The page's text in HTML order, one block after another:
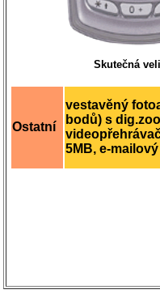
Skutečná
Ostatní
vestavěný
bodů) s
5MB, e-